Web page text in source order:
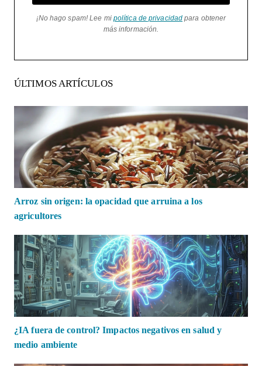
¡No hago spam! Lee mi política de privacidad para obtener
más información.
ÚLTIMOS ARTÍCULOS
Arroz sin origen: la opacidad que arruina a los
agricultores
¿IA fuera de control? Impactos negativos en salud y
medio ambiente